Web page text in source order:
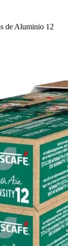
de Aluminio 12